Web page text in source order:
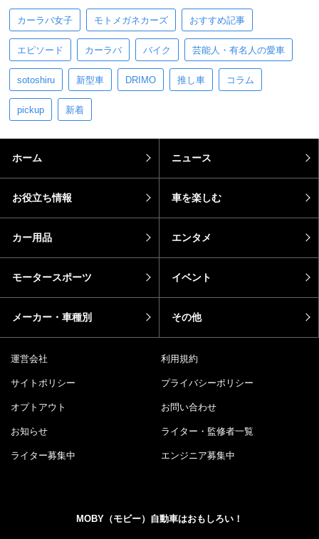
カーラバ女子 モトメガネカーズ おすすめ記事
エピソード カーラバ バイク 芸能人・有名人の愛車
sotoshiru 新型車 DRIMO 推し車 コラム
pickup 新着
ホーム ニュース
お役立ち情報 車を楽しむ
カー用品 エンタメ
モータースポーツ イベント
メーカー・車種別 その他
運営会社 利用規約
サイトポリシー プライバシーポリシー
オプトアウト お問い合わせ
お知らせ ライター・監修者一覧
ライター募集中 エンジニア募集中
MOBY（モビー）自動車はおもしろい！